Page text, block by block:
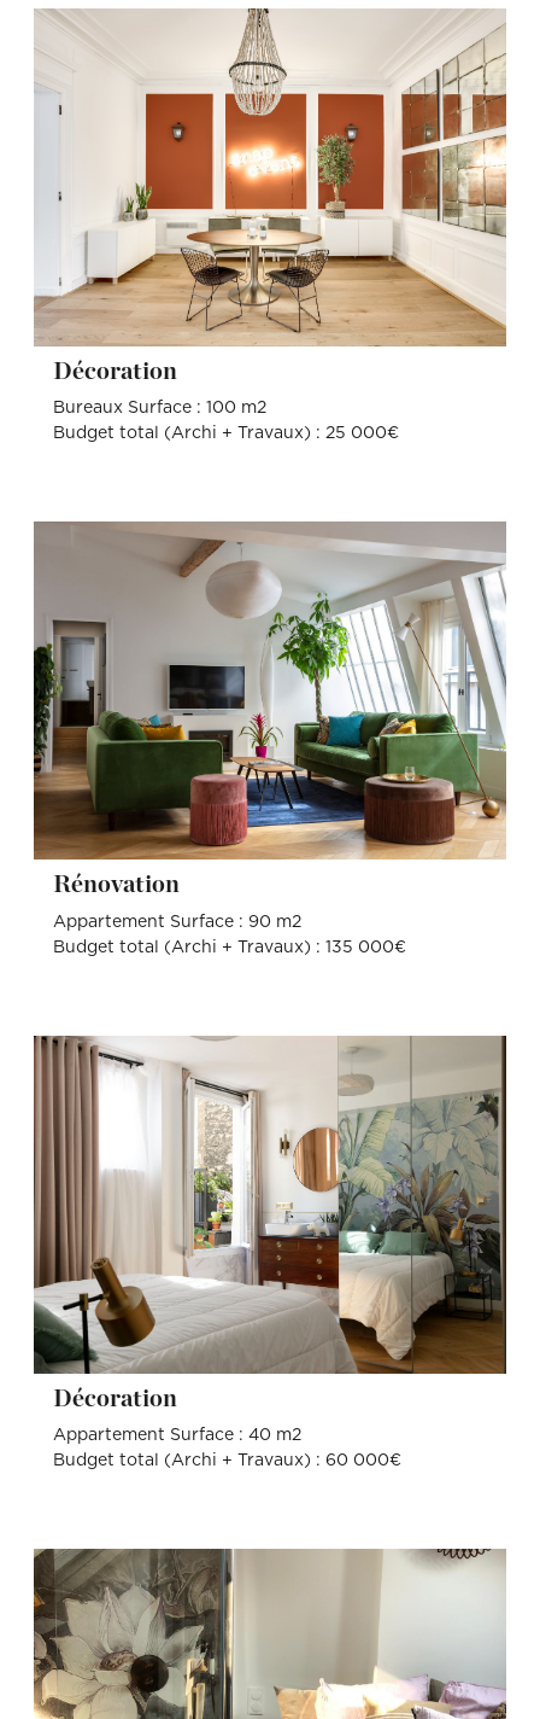
Décoration
Bureaux Surface : 100 m2
Budget total (Archi + Travaux) : 25 000€
Rénovation
Appartement Surface : 90 m2
Budget total (Archi + Travaux) : 135 000€
Décoration
Appartement Surface : 40 m2
Budget total (Archi + Travaux) : 60 000€